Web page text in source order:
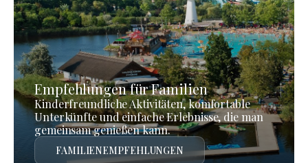
Empfehlungen für Familien
Kinderfreundliche Aktivitäten, komfortable
Unterkünfte und einfache Erlebnisse, die man
gemeinsam genießen kann.
FAMILIENEMPFEHLUNGEN